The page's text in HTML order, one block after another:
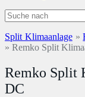
Split Klimaanlage»
» Remko Split
Remko Split
DC